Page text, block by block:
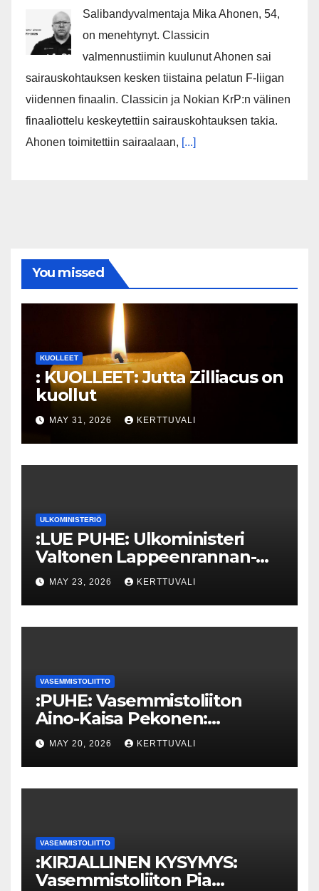
Salibandyvalmentaja Mika Ahonen, 54,
on menehtynyt. Classicin
valmennustiimin kuulunut Ahonen sai
sairauskohtauksen kesken tiistaina pelatun F-liigan
viidennen finaalin. Classicin ja Nokian KrP:n välinen
finaaliottelu keskeytettiin sairauskohtauksen takia.
Ahonen toimitettiin sairaalaan, [...]
You missed
KUOLLEET
: KUOLLEET: Jutta Zilliacus on
kuollut
MAY 31, 2026 KERTTUVALI
ULKOMINISTERIÖ
:LUE PUHE: Ulkoministeri
Valtonen Lappeenrannan-
Lahden teknillisen yliopiston
kunniatohtoriksi
MAY 23, 2026 KERTTUVALI
VASEMMISTOLIITTO
:PUHE: Vasemmistoliiton
Aino-Kaisa Pekonen:
Eriarvoistumisen
pysäyttäminen luo
turvallisuutta
MAY 20, 2026 KERTTUVALI
VASEMMISTOLIITTO
:KIRJALLINEN KYSYMYS:
Vasemmistoliiton Pia